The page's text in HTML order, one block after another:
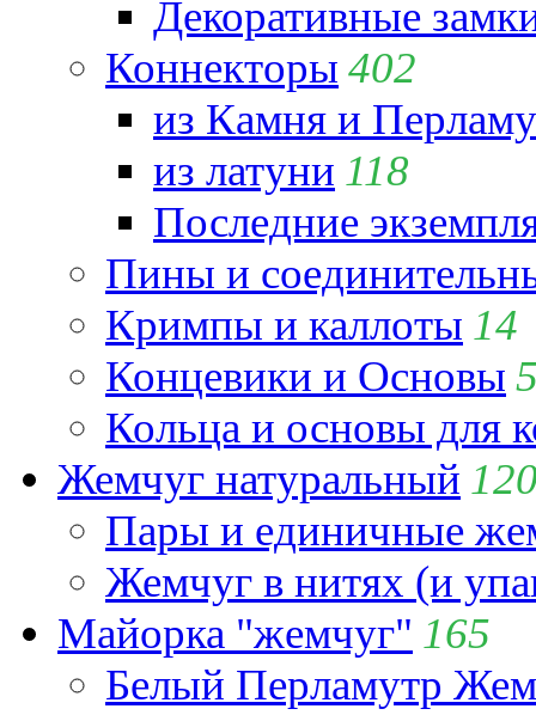
Декоративные
Коннекторы 402
из Камня и
из латуни 118
Последние
Пины и
Кримпы и каллоты 14
Концевики и Основы
Кольца и основы для
Жемчуг натуральный
Пары и единичные
Жемчуг в нитях (и
Майорка "жемчуг" 165
Белый Перламутр